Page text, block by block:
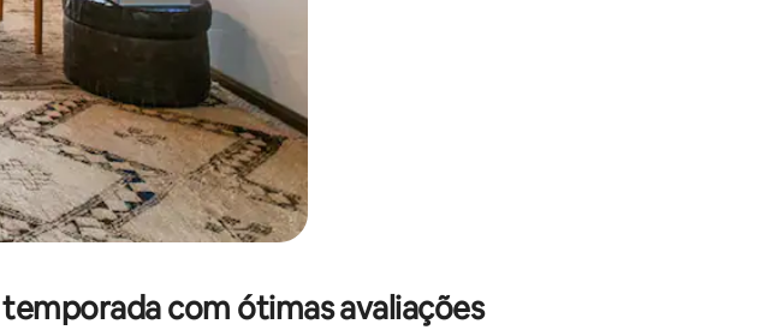
com ótimas avaliações